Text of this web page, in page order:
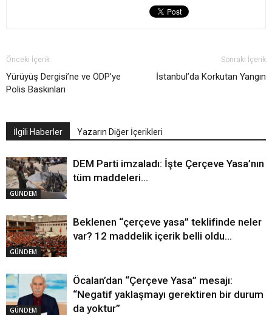
Önceki İçerik
Yürüyüş Dergisi’ne ve ÖDP’ye
Polis Baskınları
Sonraki İçerik
İstanbul’da Korkutan Yangın
İlgili Haberler Yazarın Diğer İçerikleri
GÜNDEM
DEM Parti imzaladı: İşte Çerçeve Yasa’nın
tüm maddeleri…
GÜNDEM
Beklenen “çerçeve yasa” teklifinde neler
var? 12 maddelik içerik belli oldu…
GÜNDEM
Öcalan’dan “Çerçeve Yasa” mesajı:
“Negatif yaklaşmayı gerektiren bir durum
da yoktur”